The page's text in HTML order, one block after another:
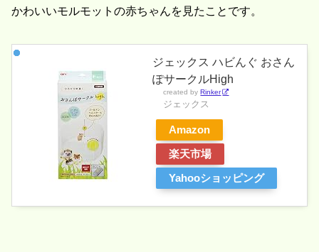
かわいいモルモットの赤ちゃんを見たことです。
ジェックス ハビんぐ おさん
ぽサークルHigh
created byRinker
ジェックス
Amazon
楽天市場
Yahooショッピング